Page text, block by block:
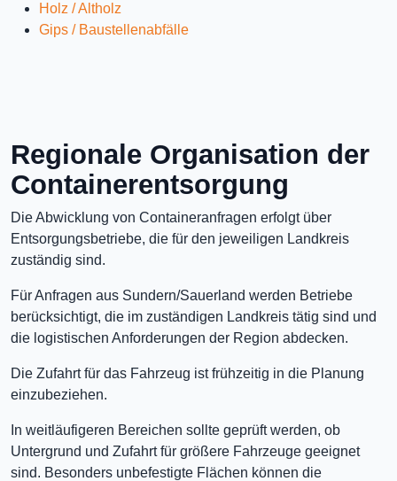
Holz / Altholz
Gips / Baustellenabfälle
Regionale Organisation der
Containerentsorgung
Die Abwicklung von Containeranfragen erfolgt über
Entsorgungsbetriebe, die für den jeweiligen Landkreis
zuständig sind.
Für Anfragen aus Sundern/Sauerland werden Betriebe
berücksichtigt, die im zuständigen Landkreis tätig sind und
die logistischen Anforderungen der Region abdecken.
Die Zufahrt für das Fahrzeug ist frühzeitig in die Planung
einzubeziehen.
In weitläufigeren Bereichen sollte geprüft werden, ob
Untergrund und Zufahrt für größere Fahrzeuge geeignet
sind. Besonders unbefestigte Flächen können die